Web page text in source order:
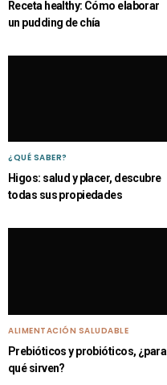
Receta healthy: Cómo elaborar
un pudding de chía
¿QUÉ SABER?
Higos: salud y placer, descubre
todas sus propiedades
ALIMENTACIÓN SALUDABLE
Prebióticos y probióticos, ¿para
qué sirven?